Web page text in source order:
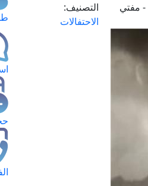
- مفتي
التصنيف:
الاحتفالات